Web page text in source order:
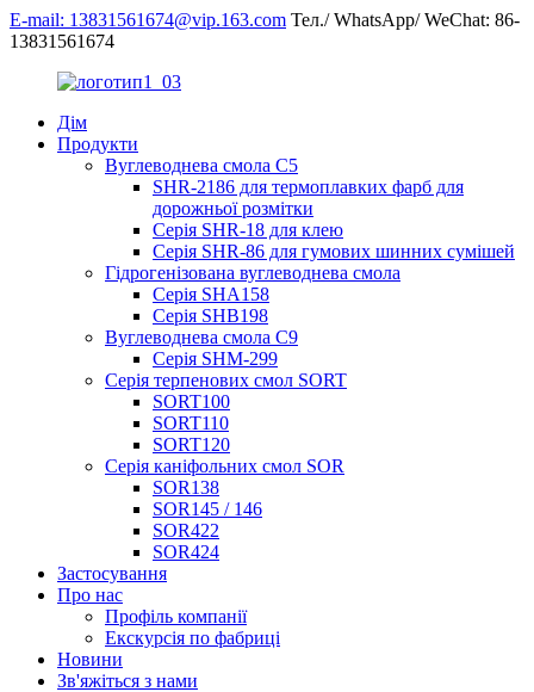
E-mail: 13831561674@vip.163.com Тел./ WhatsApp/ WeChat: 86-
13831561674
Дім
Продукти
Вуглеводнева смола C5
SHR-2186 для термоплавких фарб для
дорожньої розмітки
Серія SHR-18 для клею
Серія SHR-86 для гумових шинних сумішей
Гідрогенізована вуглеводнева смола
Серія SHA158
Серія SHB198
Вуглеводнева смола C9
Серія SHM-299
Серія терпенових смол SORT
SORT100
SORT110
SORT120
Серія каніфольних смол SOR
SOR138
SOR145 / 146
SOR422
SOR424
Застосування
Про нас
Профіль компанії
Екскурсія по фабриці
Новини
Зв'яжіться з нами